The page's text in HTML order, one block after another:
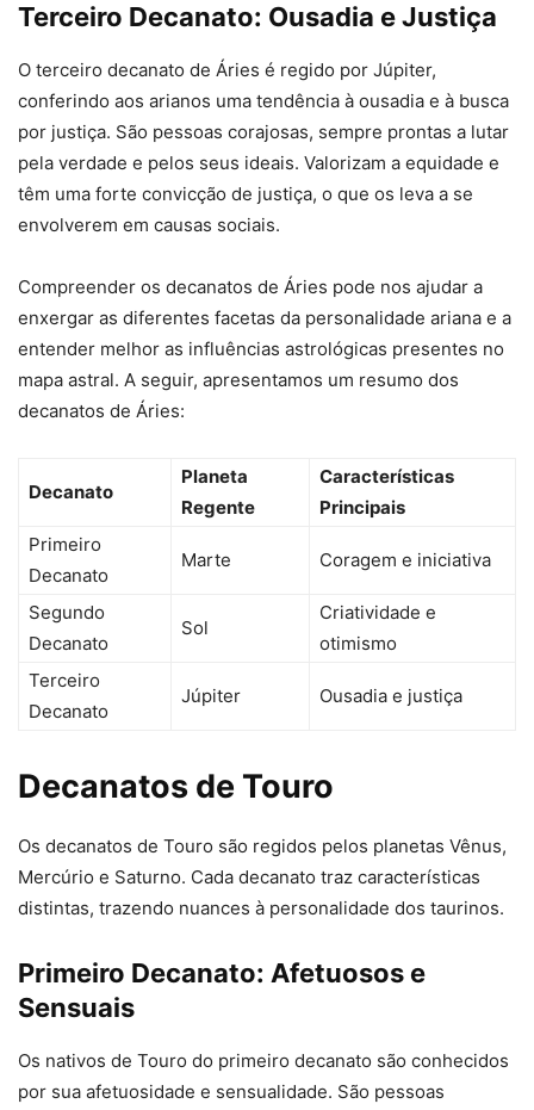
Terceiro Decanato: Ousadia e Justiça
O terceiro decanato de Áries é regido por Júpiter,
conferindo aos arianos uma tendência à ousadia e à busca
por justiça. São pessoas corajosas, sempre prontas a lutar
pela verdade e pelos seus ideais. Valorizam a equidade e
têm uma forte convicção de justiça, o que os leva a se
envolverem em causas sociais.
Compreender os decanatos de Áries pode nos ajudar a
enxergar as diferentes facetas da personalidade ariana e a
entender melhor as influências astrológicas presentes no
mapa astral. A seguir, apresentamos um resumo dos
decanatos de Áries:
Decanato
Planeta
Regente
Características
Principais
Primeiro
Decanato
Marte Coragem e iniciativa
Segundo
Decanato
Sol
Criatividade e
otimismo
Terceiro
Decanato
Júpiter Ousadia e justiça
Decanatos de Touro
Os decanatos de Touro são regidos pelos planetas Vênus,
Mercúrio e Saturno. Cada decanato traz características
distintas, trazendo nuances à personalidade dos taurinos.
Primeiro Decanato: Afetuosos e
Sensuais
Os nativos de Touro do primeiro decanato são conhecidos
por sua afetuosidade e sensualidade. São pessoas